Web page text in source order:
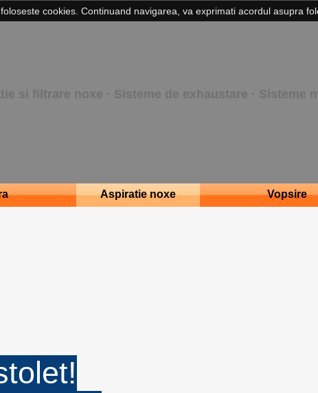
cookies. Continuand navigarea, va exprimati acordul asupra
si filtrare noxe · Sisteme de exhaustare · Sisteme
Aspiratie noxe Vopsire